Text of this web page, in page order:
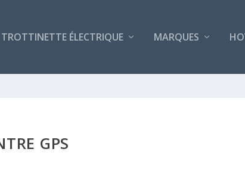
TROTTINETTE ÉLECTRIQUE MARQUES
GPS